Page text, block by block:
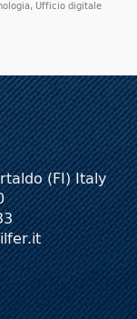
, Ufficio digitale
(FI) Italy